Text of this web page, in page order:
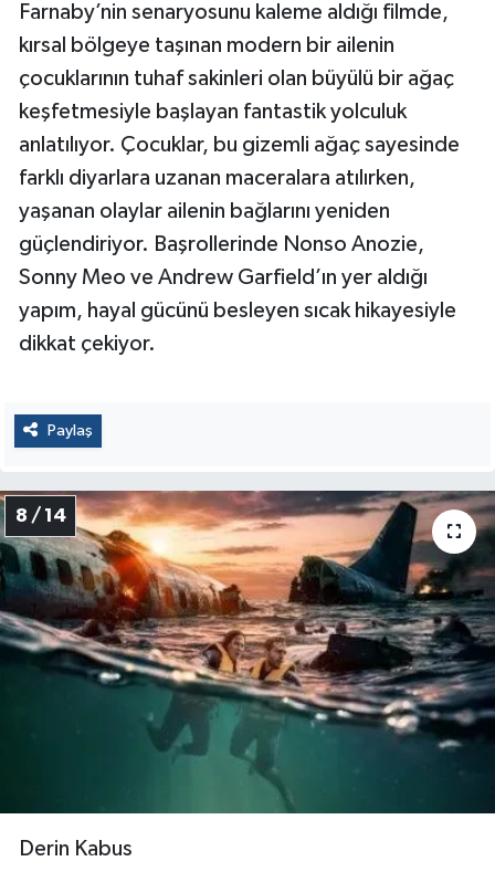
Farnaby’nin senaryosunu kaleme aldığı filmde,
kırsal bölgeye taşınan modern bir ailenin
çocuklarının tuhaf sakinleri olan büyülü bir ağaç
keşfetmesiyle başlayan fantastik yolculuk
anlatılıyor. Çocuklar, bu gizemli ağaç sayesinde
farklı diyarlara uzanan maceralara atılırken,
yaşanan olaylar ailenin bağlarını yeniden
güçlendiriyor. Başrollerinde Nonso Anozie,
Sonny Meo ve Andrew Garfield’ın yer aldığı
yapım, hayal gücünü besleyen sıcak hikayesiyle
dikkat çekiyor.
Paylaş
8 / 14
Derin Kabus